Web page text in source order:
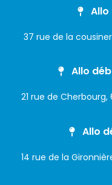
Allo
37 rue de la
Allo
21 rue de Cherbourg,
Allo
14 rue de la